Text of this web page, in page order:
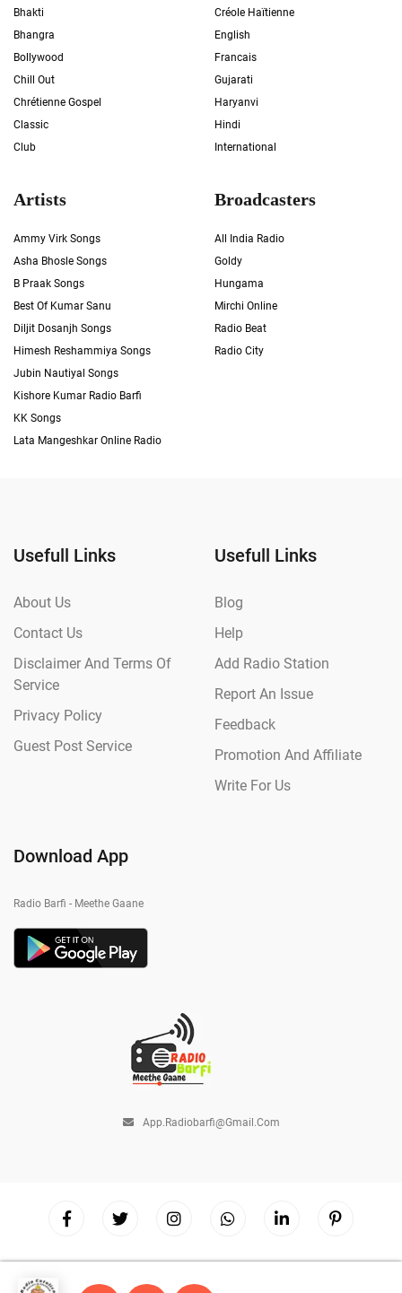
Bhakti
Bhangra
Bollywood
Chill Out
Chrétienne Gospel
Classic
Club
Créole Haïtienne
English
Francais
Gujarati
Haryanvi
Hindi
International
Artists
Ammy Virk Songs
Asha Bhosle Songs
B Praak Songs
Best Of Kumar Sanu
Diljit Dosanjh Songs
Himesh Reshammiya Songs
Jubin Nautiyal Songs
Kishore Kumar Radio Barfi
KK Songs
Lata Mangeshkar Online Radio
Broadcasters
All India Radio
Goldy
Hungama
Mirchi Online
Radio Beat
Radio City
Usefull Links
About Us
Contact Us
Disclaimer And Terms Of
Service
Privacy Policy
Guest Post Service
Usefull Links
Blog
Help
Add Radio Station
Report An Issue
Feedback
Promotion And Affiliate
Write For Us
Download App
Radio Barfi - Meethe Gaane
App.radiobarfi@gmail.com